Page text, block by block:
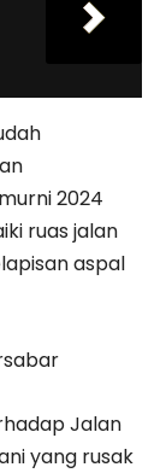
2024
ruas jalan
aspal
Jalan
yang rusak